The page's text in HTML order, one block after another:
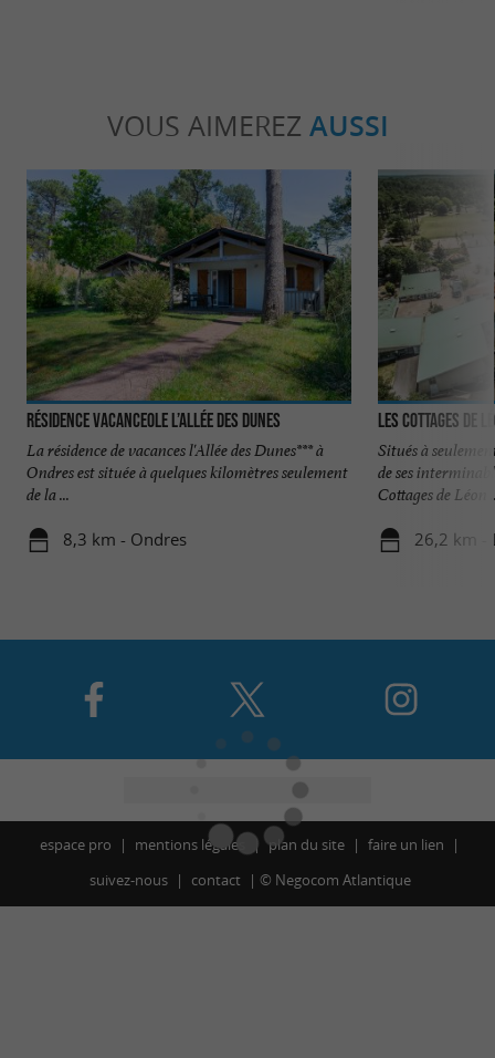
VOUS AIMEREZ AUSSI
Résidence Vacanceole l’Allée des Dunes
La résidence de vacances l'Allée des Dunes*** à
Ondres est située à quelques kilomètres seulement
de la ...
8,3 km - Ondres
Les Cottages de
Situés à
de ses
Cottages de Léon
26,2 km -
espace pro mentions légales plan du site
faire un lien
suivez-nous
contact © Negocom Atlantique